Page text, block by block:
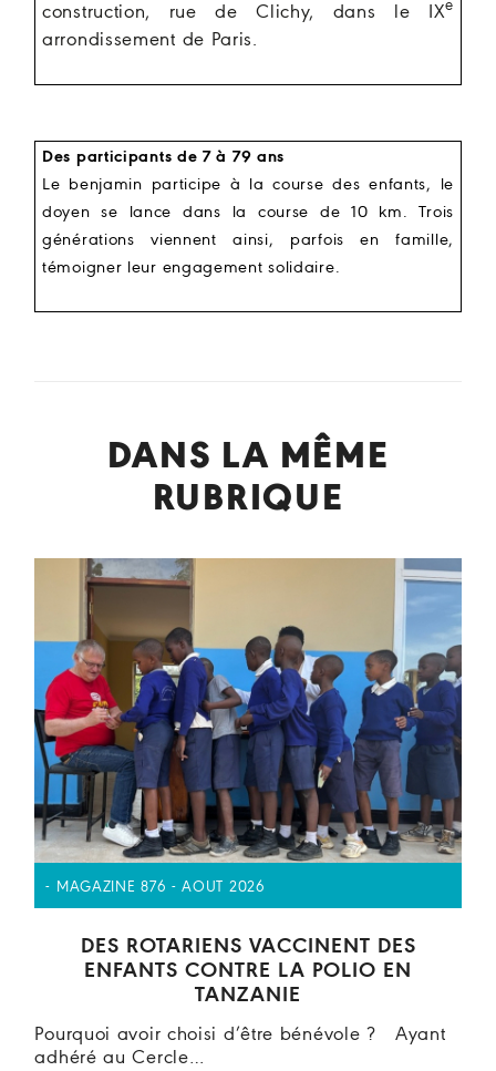
construction, rue de Clichy, dans le IXe
arrondissement de Paris.
Des participants de 7 à 79 ans
Le benjamin participe à la course des enfants, le
doyen se lance dans la course de 10 km. Trois
générations viennent ainsi, parfois en famille,
témoigner leur engagement solidaire.
DANS LA MÊME
RUBRIQUE
- MAGAZINE 876 - AOUT 2026
DES ROTARIENS VACCINENT DES
ENFANTS CONTRE LA POLIO EN
TANZANIE
Pourquoi avoir choisi d’être bénévole ? Ayant
adhéré au Cercle…